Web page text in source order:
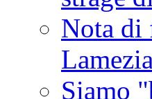
Nota di
Lamezia
Siamo